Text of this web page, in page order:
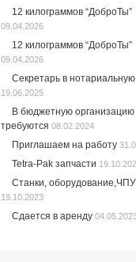
12 килограммов “ДоброТы”
09.04.2026
12 килограммов “ДоброТы”
09.04.2026
Секретарь в нотариальную
19.06.2025
В бюджетную организацию
требуются 08.02.2024
Приглашаем на работу
Tetra-Pak запчасти
Станки, оборудование,ЧПУ
19.10.2023
Сдается в аренду